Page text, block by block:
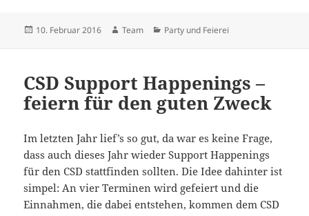
Veröffentlicht
10. Februar 2016 Autor
Team Kategorien
Party und Feierei
CSD Support Happenings –
feiern für den guten Zweck
Im letzten Jahr lief’s so gut, da war es keine Frage,
dass auch dieses Jahr wieder Support Happenings
für den CSD stattfinden sollten. Die Idee dahinter ist
simpel: An vier Terminen wird gefeiert und die
Einnahmen, die dabei entstehen, kommen dem CSD